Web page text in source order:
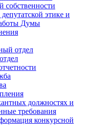
собственности
этике и
Думы
отдел
должностях и
требования
конкурсной